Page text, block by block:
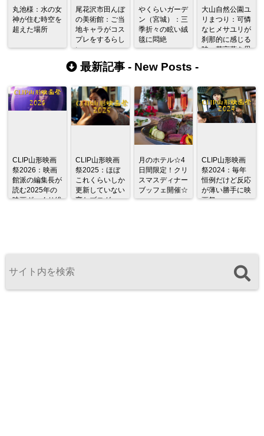
丸池様：水の女
神が住む時空を
超えた場所
尾花沢市田んぼ
の美術館：ご当
地キャラがコス
プレをするらし
い
やくらいガーデ
ン（宮城）：三
季折々の眩い絨
毯に悶絶
大山自然公園ユ
リまつり：可憐
なヒメサユリが
刹那的に感じる
時、花言葉を思
最新記事 - New Posts -
CLIP山形映画
祭2026：映画
館派の編集長が
読む2025年の
映画ざっくり総
CLIP山形映画
祭2025：ほぼ
これくらいしか
更新していない
変なブログ
月のホテル☆4
日間限定！クリ
スマスディナー
ブッフェ開催☆
CLIP山形映画
祭2024：毎年
恒例だけど反応
が薄い勝手に映
画祭